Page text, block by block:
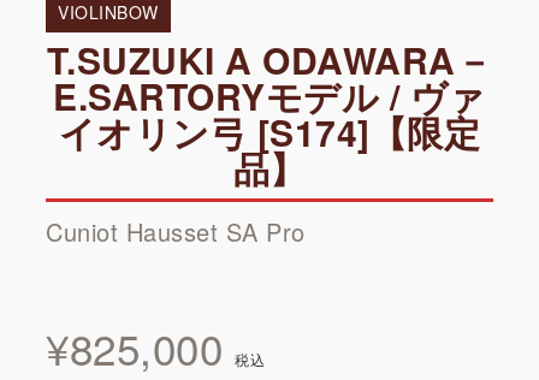
VIOLINBOW
T.SUZUKI A ODAWARA－
E.SARTORYモデル / ヴァ
イオリン弓 [S174]【限定
品】
Cuniot Hausset SA Pro
¥825,000 税込